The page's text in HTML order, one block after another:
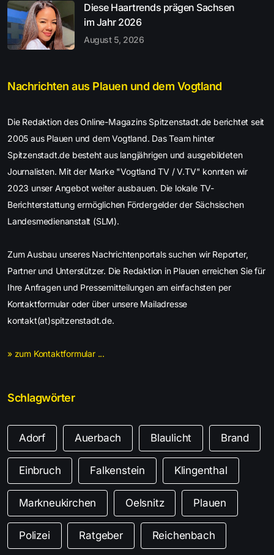
Diese Haartrends prägen Sachsen
im Jahr 2026
August 5, 2026
Nachrichten aus Plauen und dem Vogtland
Die Redaktion des Online-Magazins Spitzenstadt.de berichtet seit
2005 aus Plauen und dem Vogtland. Das Team hinter
Spitzenstadt.de besteht aus langjährigen und ausgebildeten
Journalisten. Mit der Marke "Vogtland TV / V.TV" konnten wir
2023 unser Angebot weiter ausbauen. Die lokale TV-
Berichterstattung ermöglichen Fördergelder der Sächsischen
Landesmedienanstalt (SLM).
Zum Ausbau unseres Nachrichtenportals suchen wir Reporter,
Partner und Unterstützer. Die Redaktion in Plauen erreichen Sie für
Ihre Anfragen und Pressemitteilungen am einfachsten per
Kontaktformular oder über unsere Mailadresse
kontakt(at)spitzenstadt.de.
» zum Kontaktformular ...
Schlagwörter
Adorf Auerbach Blaulicht Brand
Einbruch Falkenstein Klingenthal
Markneukirchen Oelsnitz Plauen
Polizei Ratgeber Reichenbach